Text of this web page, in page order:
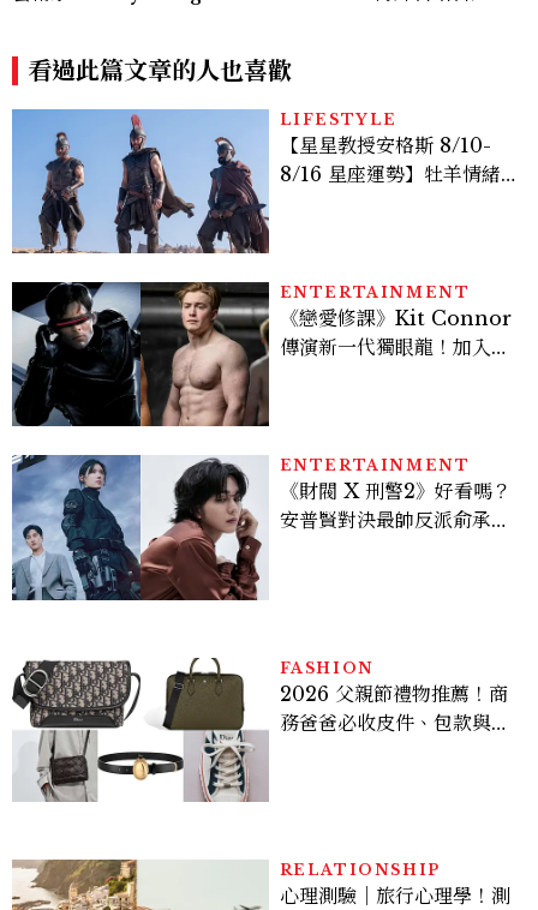
而不僅僅是外在看起來的模
樣。」
看過此篇文章的人也喜歡
LIFESTYLE
【星星教授安格斯 8/10-
8/16 星座運勢】牡羊情緒
ENTERTAINMENT
《戀愛修課》Kit Connor
傳演新一代獨眼龍！加入新
ENTERTAINMENT
《財閥 X 刑警2》好看嗎？
安普賢對決最帥反派俞承
FASHION
2026 父親節禮物推薦！商
務爸爸必收皮件、包款與鞋
RELATIONSHIP
心理測驗｜旅行心理學！測